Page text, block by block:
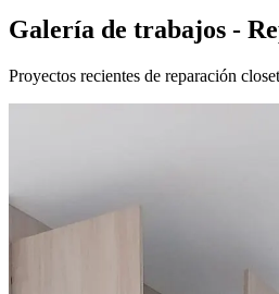
Galería de trabajos -
Proyectos recientes de reparación